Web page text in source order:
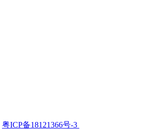
粤ICP备18121366号-3